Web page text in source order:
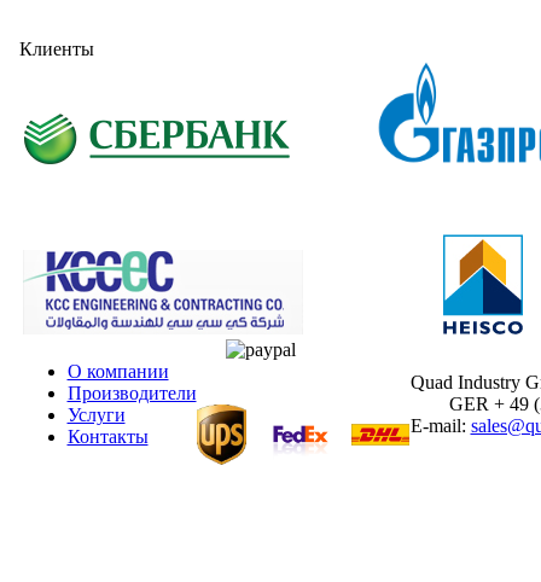
Клиенты
О компании
Производители
Услуги
Контакты
Quad Industry
GER + 49
E-mail: